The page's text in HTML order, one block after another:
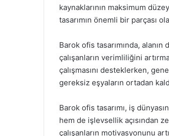
kaynaklarının maksimum
tasarımın önemli bir parçası
Barok ofis tasarımında, alanın
çalışanların verimliliğini
çalışmasını desteklerken,
gereksiz eşyaların ortadan
Barok ofis tasarımı, iş
hem de işlevsellik açısından
çalışanların motivasyonunu